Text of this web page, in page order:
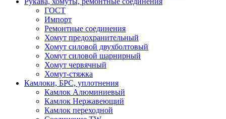
ГОСТ
Импорт
Ремонтные соединения
Хомут предохранительный
Хомут силовой двухболтовый
Хомут силовой шарнирный
Хомут червячный
Хомут-стяжка
Камлоки, БРС, уплотнения
Камлок Алюминиевый
Камлок Нержавеющий
Камлок переходной